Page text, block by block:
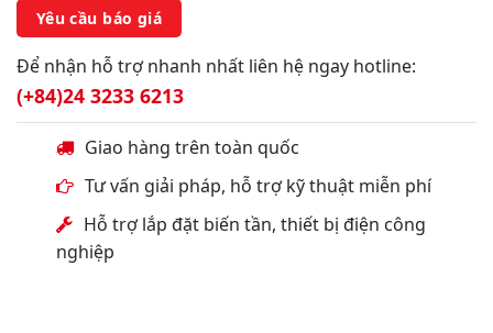
Yêu cầu báo giá
Để nhận hỗ trợ nhanh nhất liên hệ ngay hotline:
(+84)24 3233 6213
Giao hàng trên toàn quốc
Tư vấn giải pháp, hỗ trợ kỹ thuật miễn phí
Hỗ trợ lắp đặt biến tần, thiết bị điện công
nghiệp